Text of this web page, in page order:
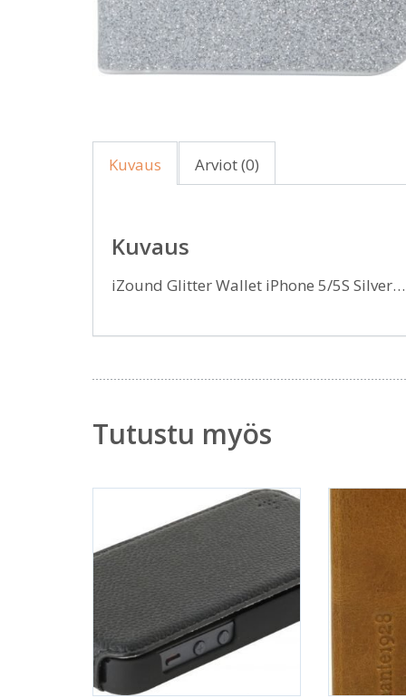
Kuvaus Arviot (0)
Kuvaus
iZound Glitter Wallet iPhone 5/5S Silver…
Tutustu myös